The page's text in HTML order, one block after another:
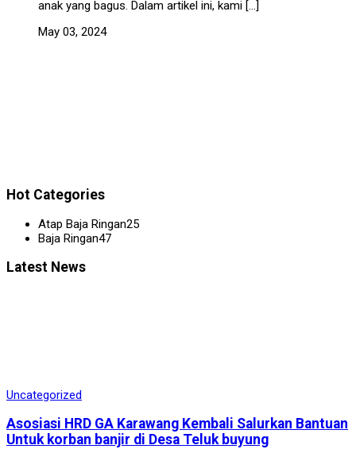
anak yang bagus. Dalam artikel ini, kami […]
May 03, 2024
Hot Categories
Atap Baja Ringan25
Baja Ringan47
Latest News
Uncategorized
Asosiasi HRD GA Karawang Kembali Salurkan Bantuan
Untuk korban banjir di Desa Teluk buyung